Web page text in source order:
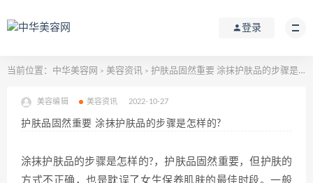
登录
当前位置： 中华美容网 > 美容资讯 > 护肤品固然重要 涂抹护肤品的步骤是怎样的?
美容编辑 美容资讯 2022-10-27
护肤品固然重要 涂抹护肤品的步骤是怎样的?
涂抹护肤品的步骤是怎样的?，护肤品固然重要，但护肤的
方式不正确，也是耽误了女生保养肌肤的最佳时段。一般